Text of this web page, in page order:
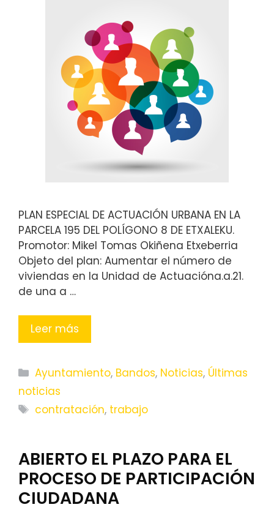
PLAN ESPECIAL DE ACTUACIÓN URBANA EN LA
PARCELA 195 DEL POLÍGONO 8 DE ETXALEKU.
Promotor: Mikel Tomas Okiñena Etxeberria
Objeto del plan: Aumentar el número de
viviendas en la Unidad de Actuacióna.a.21.
de una a …
Leer más
Categorías
Ayuntamiento, Bandos, Noticias, Últimas
noticias
Etiquetas
contratación, trabajo
ABIERTO EL PLAZO PARA EL
PROCESO DE PARTICIPACIÓN
CIUDADANA